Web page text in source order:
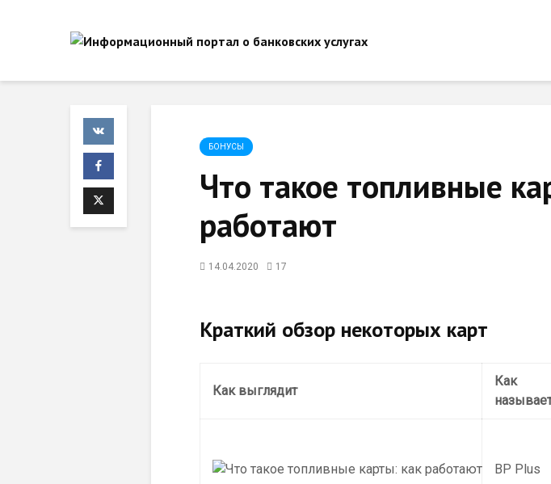
БОНУСЫ
Что такое топливные
работают
14.04.2020 17
Краткий обзор некоторых карт
Как выглядит
Как
BP Plus